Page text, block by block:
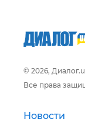
© 2026,
Все права
Новости